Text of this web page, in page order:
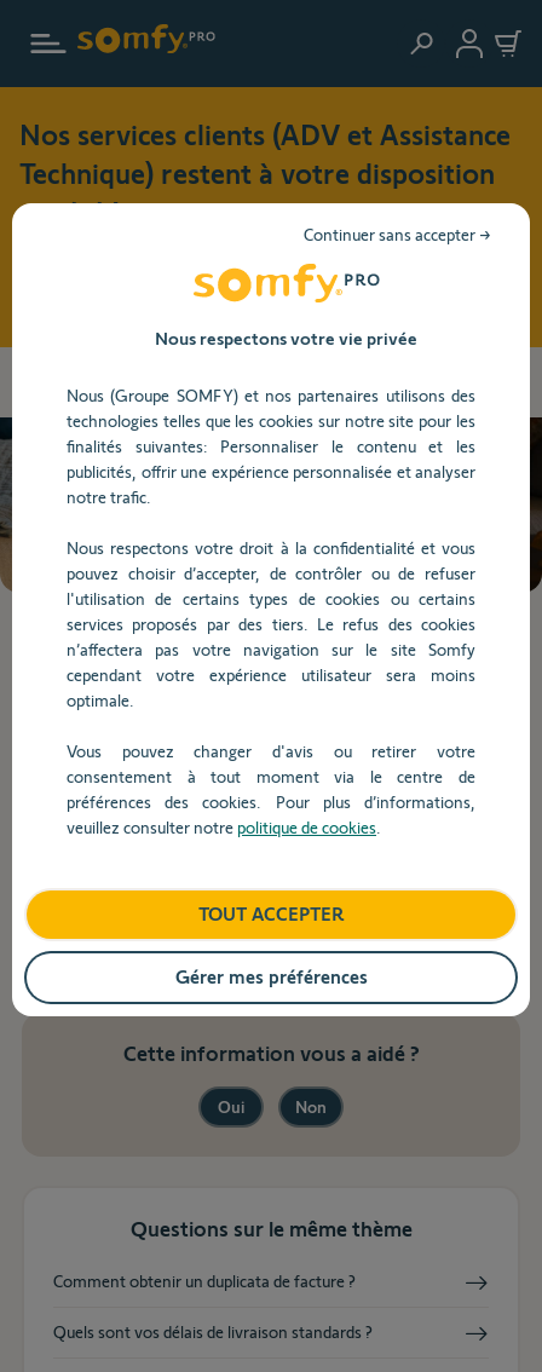
Nos services clients (ADV et Assistance
Technique) restent à votre disposition
cet été !
Pendant cette période de vacances (du 3 au 17 août 2026),
nos horaires d'ouverture seront modifiés : du lundi au jeudi
: 8h30 - 17h30 et le vendredi : 8h30 - 16h30
redirigé
description
détaillée
question.
livraison
Besoin d’aide ?
Lorsque
valeurs
barre
des
suggestions
s'affichent
automatiquement
pour
faciliter
Commande et livraison
Retour
Où puis-je trouver la version
Vous trouverez la version interactive ici :
https://www.somfypro.fr/produits/catalogue
Cette information vous a aidé ?
Oui Non
Questions sur le même thème
Comment obtenir un duplicata de facture ?
Quels sont vos délais de livraison standards ?
Nous respectons votre vie privée
Nous (Groupe SOMFY) et nos partenaires utilisons des
technologies telles que les cookies sur notre site pour les
finalités suivantes: Personnaliser le contenu et les
publicités, offrir une expérience personnalisée et analyser
notre trafic.
Nous respectons votre droit à la confidentialité et vous
pouvez choisir d’accepter, de contrôler ou de refuser
l'utilisation de certains types de cookies ou certains
services proposés par des tiers. Le refus des cookies
n’affectera pas votre navigation sur le site Somfy
cependant votre expérience utilisateur sera moins
optimale.
Vous pouvez changer d'avis ou retirer votre
consentement à tout moment via le centre de
préférences des cookies. Pour plus d’informations,
veuillez consulter notre politique de cookies
Continuer sans accepter →
TOUT ACCEPTER
Gérer mes préférences